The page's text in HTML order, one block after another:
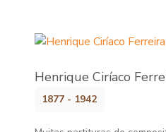
Henrique Ciríaco
1877 - 1942